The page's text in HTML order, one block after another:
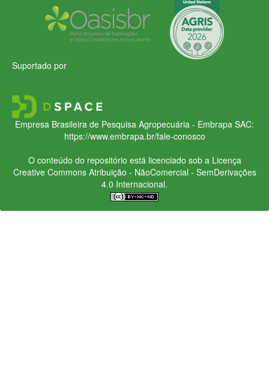
Suportado por
Empresa Brasileira de Pesquisa Agropecuária - Embrapa SAC:
https://www.embrapa.br/fale-conosco
O conteúdo do repositório está licenciado sob a Licença
Creative CommonsAtribuição - NãoComercial - SemDerivações
4.0 Internacional.